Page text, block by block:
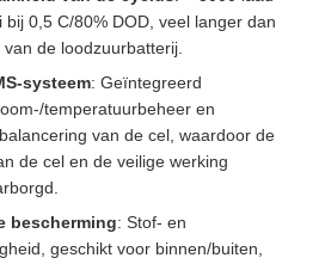
bij 0,5 C/80% DOD, veel langer dan
de loodzuurbatterij.
systeem: Geïntegreerd
temperatuurbeheer en
van de cel, waardoor de
de cel en de veilige werking
bescherming: Stof- en
geschikt voor binnen/buiten,